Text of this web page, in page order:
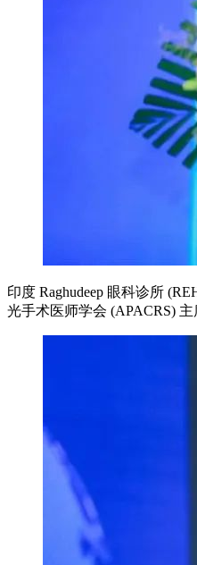
印度 Raghudeep 眼科诊所
光手术医师学会 (APACRS) 主